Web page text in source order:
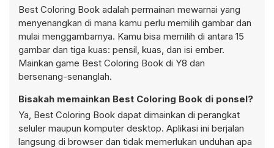
Best Coloring Book adalah permainan mewarnai yang
menyenangkan di mana kamu perlu memilih gambar dan
mulai menggambarnya. Kamu bisa memilih di antara 15
gambar dan tiga kuas: pensil, kuas, dan isi ember.
Mainkan game Best Coloring Book di Y8 dan
bersenang-senanglah.
Bisakah memainkan Best Coloring Book di ponsel?
Ya, Best Coloring Book dapat dimainkan di perangkat
seluler maupun komputer desktop. Aplikasi ini berjalan
langsung di browser dan tidak memerlukan unduhan apa